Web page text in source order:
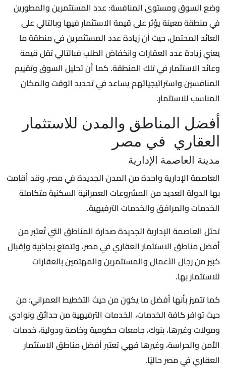
وضع السوق ومستوى المنافسة: عدد المستثمرين والمطورين
في منطقة معينة يؤثر على قيمة الاستثمار فيها وبالتالي على
العائد المحتمل، حيث أن زيادة عدد المستثمرين في منطقة ما
يعني زيادة عدد العقارات وانخفاض الطلب فبالتالي تقل قيمة
وعائد الاستثمار في تلك المنطقة. كما أن تحليل السوق وتقييم
المنافسين واستراتيجياتهم يساعد في تحديد الوقت والمكان
المناسب للاستثمار.
أفضل المناطق والمدن للاستثمار
العقاري في مصر
مدينة العاصمة الإدارية
العاصمة الإدارية واحدة من المدن الجديدة في مصر، وقد أقامت
بها الدولة العديد من المشروعات العمرانية السكنية متكاملة
الخدمات والمرافق والخدمات الترفيهية.
تحتل العاصمة الإدارية الجديدة صدارة المناطق التي تُعتبر من
أفضل مناطق الاستثمار العقاري في مصر، وتتمتع بجاذبية وإقبال
كبير من رجال الأعمال والمستثمرين والمهتمين بالعقارات
للاستثمار بها.
كما تتميز بأنها أفضل ما يكون من حيث التخطيط العمراني؛ من
حيث توافر كافة الخدمات، الخدمات الترفيهية من حدائق ونوادي
ومولات وغيرها، بنوك، جامعات حكومية وخاصة ودولية، خدمات
الأمن والحراسة، وغيرها فهي تعتبر أفضل مناطق الاستثمار
العقاري في مصر حاليًا.